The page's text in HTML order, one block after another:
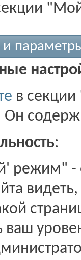
и
в
Он
:
режим" -